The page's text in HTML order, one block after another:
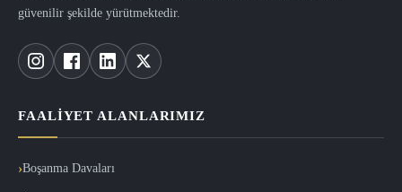
güvenilir şekilde yürütmektedir.
FAALIYET ALANLARIMIZ
Boşanma Davaları